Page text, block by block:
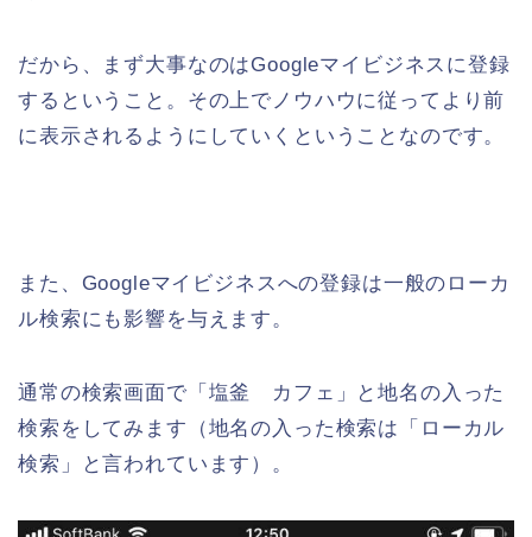
だから、まず大事なのはGoogleマイビジネスに登録
するということ。その上でノウハウに従ってより前
に表示されるようにしていくということなのです。
また、Googleマイビジネスへの登録は一般のローカ
ル検索にも影響を与えます。
通常の検索画面で「塩釜 カフェ」と地名の入った
検索をしてみます（地名の入った検索は「ローカル
検索」と言われています）。